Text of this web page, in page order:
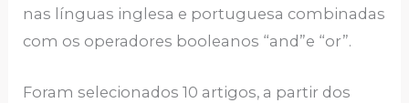
nas línguas inglesa e portuguesa combinadas
com os operadores booleanos “and”e “or”.
Foram selecionados 10 artigos, a partir dos